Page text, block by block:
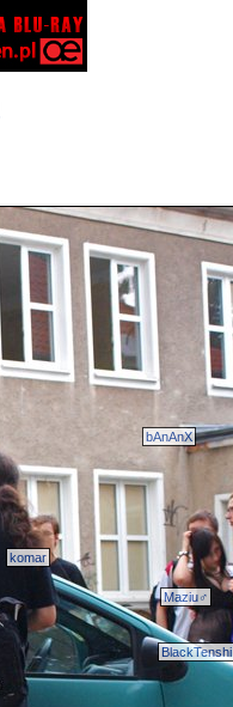
bAnAnX
BlackTenshi
komar
Maziu♂